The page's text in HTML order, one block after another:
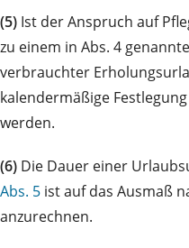
(5) Ist der Anspruch auf
zu einem in Abs. 4
verbrauchter
kalendermäßige
werden.
(6) Die Dauer einer
Abs. 5 ist auf das Ausmaß
anzurechnen.